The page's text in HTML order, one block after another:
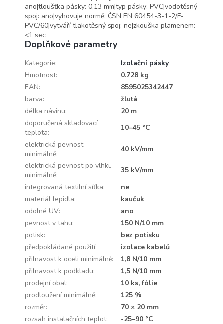
ano|tloušťka pásky: 0,13 mm|typ pásky: PVC|vodotěsný
spoj: ano|vyhovuje normě: ČSN EN 60454-3-1-2/F-
PVC/60|vytváří tlakotěsný spoj: ne|zkouška plamenem:
<1 sec
Doplňkové parametry
Kategorie:
Izolační pásky
Hmotnost:
0.728 kg
EAN:
8595025342447
barva:
žlutá
délka návinu:
20 m
doporučená skladovací
teplota:
10–45 °C
elektrická pevnost
minimálně:
40 kV/mm
elektrická pevnost po vlhku
minimálně:
35 kV/mm
integrovaná textilní síťka:
ne
materiál lepidla:
kaučuk
odolné UV:
ano
pevnost v tahu:
150 N/10 mm
potisk:
bez potisku
předpokládané použití:
izolace kabelů
přilnavost k oceli minimálně:
1,8 N/10 mm
přilnavost k podkladu:
1,5 N/10 mm
prodejní obal:
10 ks, fólie
prodloužení minimálně:
125 %
rozměr:
70 × 20 mm
rozsah instalačních teplot:
-25–90 °C